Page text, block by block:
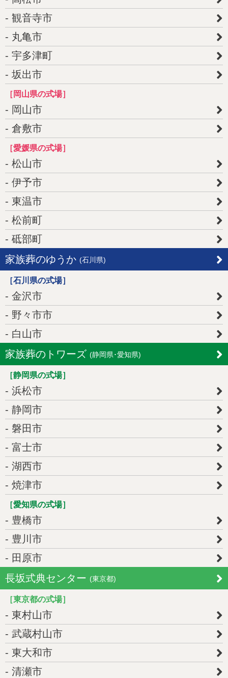
観音寺市
丸亀市
宇多津町
坂出市
［岡山県の式場］
岡山市
倉敷市
［愛媛県の式場］
松山市
伊予市
東温市
松前町
砥部町
家族葬のゆうか (石川県)
［石川県の式場］
金沢市
野々市市
白山市
家族葬のトワーズ (静岡県･愛知県)
［静岡県の式場］
浜松市
静岡市
磐田市
富士市
湖西市
焼津市
［愛知県の式場］
豊橋市
豊川市
田原市
長坂式典センター (東京都)
［東京都の式場］
東村山市
武蔵村山市
東大和市
清瀬市